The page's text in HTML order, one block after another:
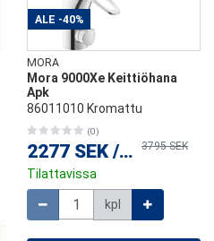
ALE -40%
MORA
Mora 9000Xe Keittiöhana
Apk
86011010 Kromattu
(0)
2277 SEK / kpl3795 SEK
Tilattavissa
kpl